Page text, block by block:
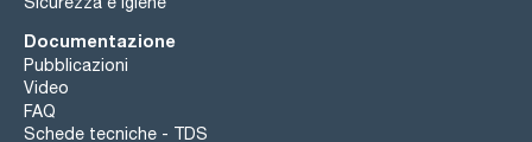
Documentazione
Pubblicazioni
Video
FAQ
Schede tecniche - TDS